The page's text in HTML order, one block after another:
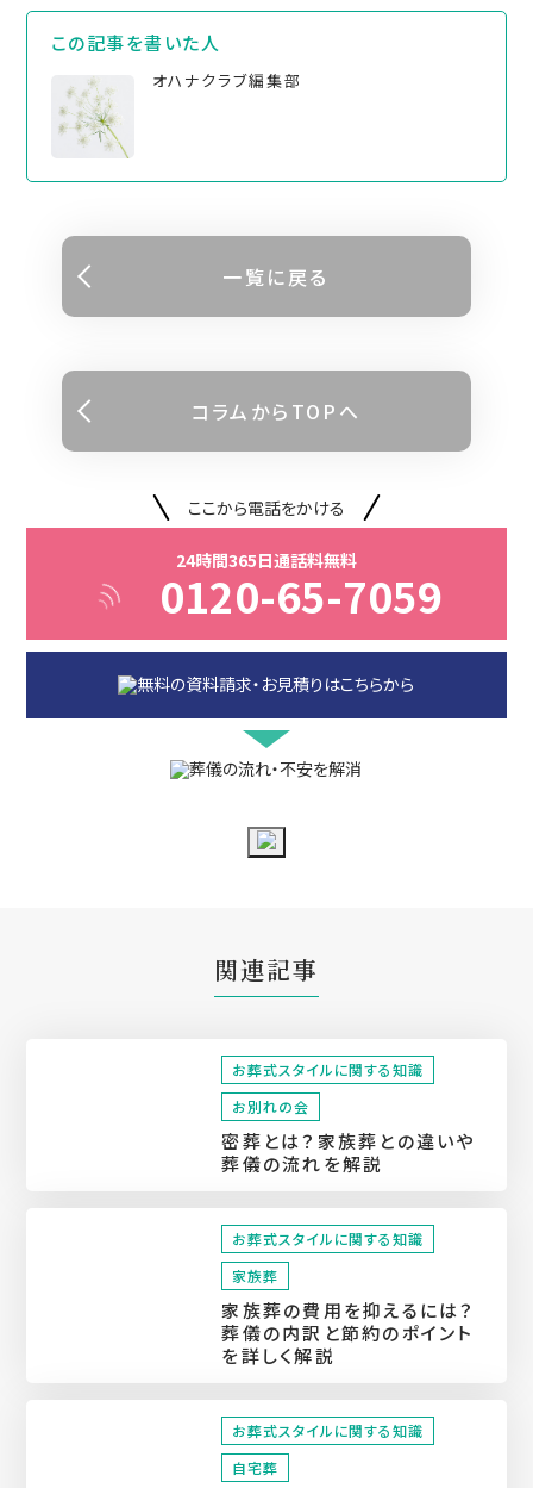
この記事を書いた⼈
オハナクラブ編集部
⼀覧に戻る
コラムからTOPへ
ここから電話をかける
24時間365日通話料無料
0120-65-7059
関連記事
お葬式スタイルに関する知識
お別れの会
密葬とは？家族葬との違いや
葬儀の流れを解説
お葬式スタイルに関する知識
家族葬
家族葬の費用を抑えるには？
葬儀の内訳と節約のポイント
を詳しく解説
お葬式スタイルに関する知識
自宅葬